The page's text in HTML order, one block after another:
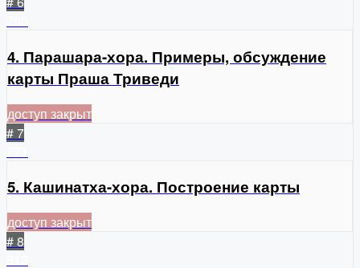
4. Парашара-хора. Примеры, обсуждение
карты Праша Триведи
доступ закрыт
# 7
5. Кашинатха-хора. Построение карты
доступ закрыт
# 8